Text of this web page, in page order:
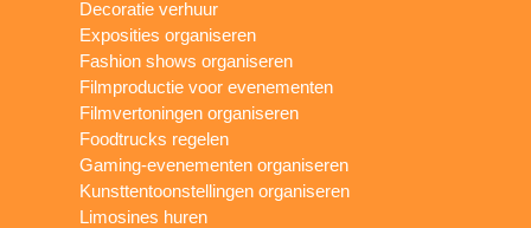
Decoratie verhuur
Exposities organiseren
Fashion shows organiseren
Filmproductie voor evenementen
Filmvertoningen organiseren
Foodtrucks regelen
Gaming-evenementen organiseren
Kunsttentoonstellingen organiseren
Limosines huren